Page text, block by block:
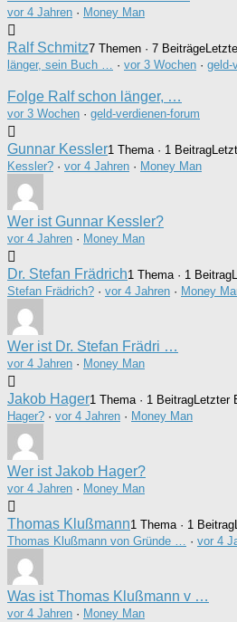
vor 4 Jahren · Money Man
Ralf Schmitz7 Themen · 7 Beiträge
länger, sein Buch …
· vor 3 Wochen · geld-
Folge Ralf schon länger, …
vor 3 Wochen · geld-verdienen-forum
Gunnar Kessler1 Thema · 1 Beitrag
Kessler? · vor 4 Jahren · Money Man
Wer ist Gunnar Kessler?
vor 4 Jahren · Money Man
Dr. Stefan Frädrich1 Thema · 1 Beitrag
Stefan Frädrich? · vor 4 Jahren · Money
Wer ist Dr. Stefan Frädri …
vor 4 Jahren · Money Man
Jakob Hager1 Thema · 1 BeitragLetzter
Hager? · vor 4 Jahren · Money Man
Wer ist Jakob Hager?
vor 4 Jahren · Money Man
Thomas Klußmann1 Thema · 1 Beitrag
Thomas Klußmann von Gründe …
· vor 4
Was ist Thomas Klußmann v …
vor 4 Jahren · Money Man